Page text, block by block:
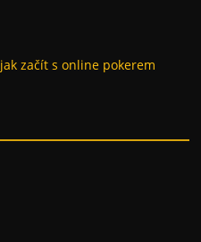
začít s online pokerem